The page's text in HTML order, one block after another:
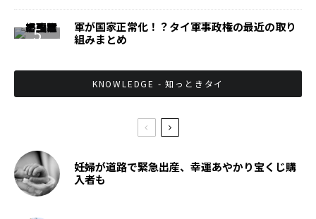
軍が国家正常化！？タイ軍事政権の最近の取り
組みまとめ
KNOWLEDGE - 知っときタイ
妊婦が道路で緊急出産、幸運あやかり宝くじ購
入者も